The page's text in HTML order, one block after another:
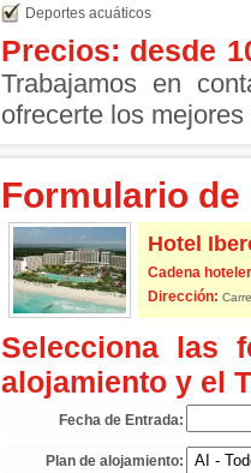
Deportes acuáticos
Precios: desde
Trabajamos en
ofrecerte los
Formulario
Hotel
Cadena
Dirección:
Selecciona las
alojamiento y el
Fecha de Entrada:
Plan de alojamiento: